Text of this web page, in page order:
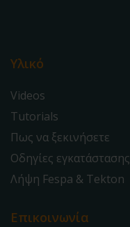
Υλικό
Videos
Tutorials
Πως να ξεκινήσετε
Οδηγίες εγκατάστασης
Λήψη Fespa & Tekton
Επικοινωνία